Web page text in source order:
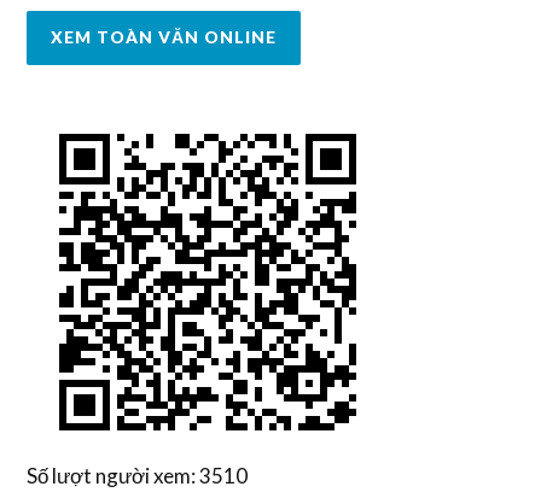
XEM TOÀN VĂN ONLINE
Số lượt người xem: 3510